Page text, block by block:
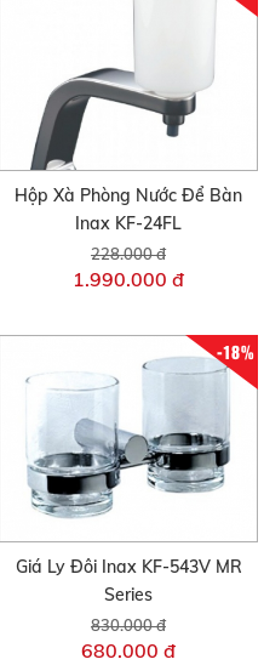
Hộp Xà Phòng Nước Để Bàn
Inax KF-24FL
228.000 đ
1.990.000 đ
-18%
Giá Ly Đôi Inax KF-543V MR
Series
830.000 đ
680.000 đ